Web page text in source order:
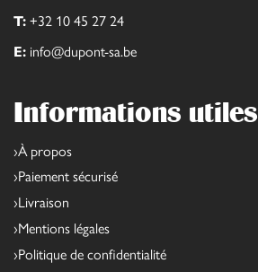
T: +32 10 45 27 24
E: info@dupont-sa.be
Informations utiles
À propos
Paiement sécurisé
Livraison
Mentions légales
Politique de confidentialité